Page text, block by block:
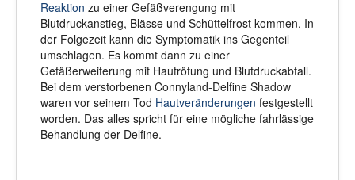
Reaktion zu einer Gefäßverengung mit
Blutdruckanstieg, Blässe und Schüttelfrost kommen. In
der Folgezeit kann die Symptomatik ins Gegenteil
umschlagen. Es kommt dann zu einer
Gefäßerweiterung mit Hautrötung und Blutdruckabfall.
Bei dem verstorbenen Connyland-Delfine Shadow
waren vor seinem Tod Hautveränderungen festgestellt
worden. Das alles spricht für eine mögliche fahrlässige
Behandlung der Delfine.